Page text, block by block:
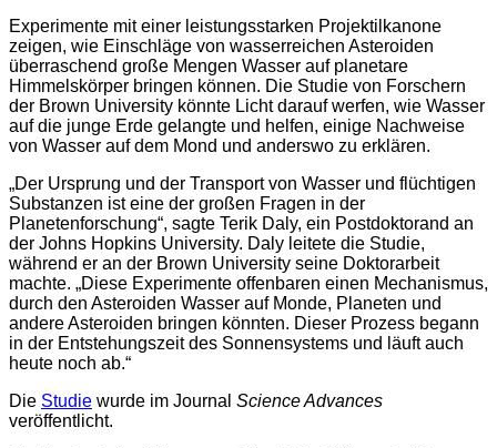
Experimente mit einer leistungsstarken Projektilkanone
zeigen, wie Einschläge von wasserreichen Asteroiden
überraschend große Mengen Wasser auf planetare
Himmelskörper bringen können. Die Studie von Forschern
der Brown University könnte Licht darauf werfen, wie Wasser
auf die junge Erde gelangte und helfen, einige Nachweise
von Wasser auf dem Mond und anderswo zu erklären.
„Der Ursprung und der Transport von Wasser und flüchtigen
Substanzen ist eine der großen Fragen in der
Planetenforschung“, sagte Terik Daly, ein Postdoktorand an
der Johns Hopkins University. Daly leitete die Studie,
während er an der Brown University seine Doktorarbeit
machte. „Diese Experimente offenbaren einen Mechanismus,
durch den Asteroiden Wasser auf Monde, Planeten und
andere Asteroiden bringen könnten. Dieser Prozess begann
in der Entstehungszeit des Sonnensystems und läuft auch
heute noch ab.“
Die Studie wurde im Journal Science Advances
veröffentlicht.